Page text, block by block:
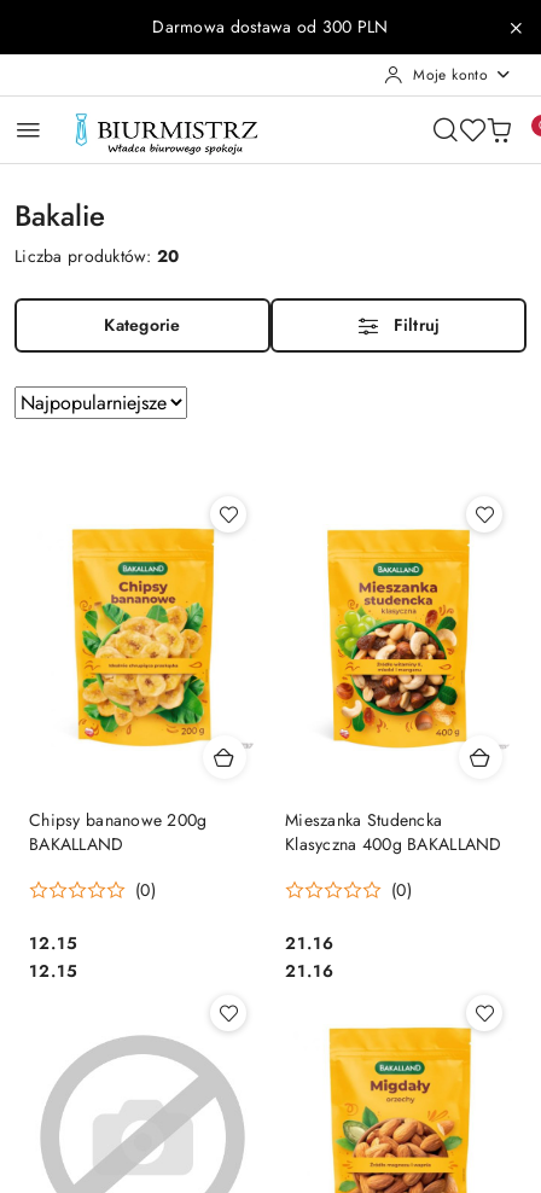
Przejdź do treści głównej
Przejdź do wyszukiwarki
Przejdź do moje konto
Przejdź do menu głównego
Przejdź do stopkiDarmowa dostawa od 300 PLN
Moje konto
Bakalie
Liczba produktów:20
Kategorie Filtruj
Zastosowano
sortowanie:
Sortuj
według
Chipsy bananowe 200g
BAKALLAND
(0)
Cena:
12.15
Cena:
12.15
Mieszanka Studencka
Klasyczna 400g BAKALLAND
(0)
Cena:
21.16
Cena:
21.16